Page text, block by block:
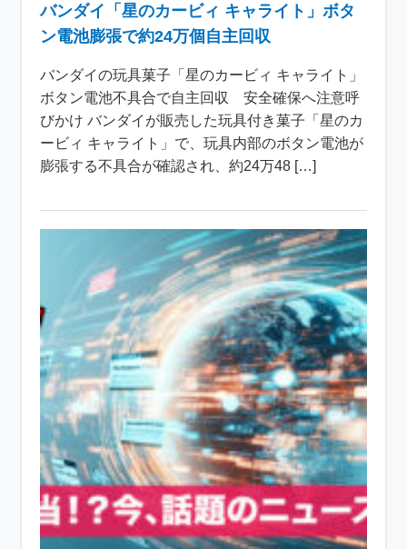
バンダイ「星のカービィ キャライト」ボタ
ン電池膨張で約24万個自主回収
バンダイの玩具菓子「星のカービィ キャライト」
ボタン電池不具合で自主回収 安全確保へ注意呼
びかけ バンダイが販売した玩具付き菓子「星のカ
ービィ キャライト」で、玩具内部のボタン電池が
膨張する不具合が確認され、約24万48 […]